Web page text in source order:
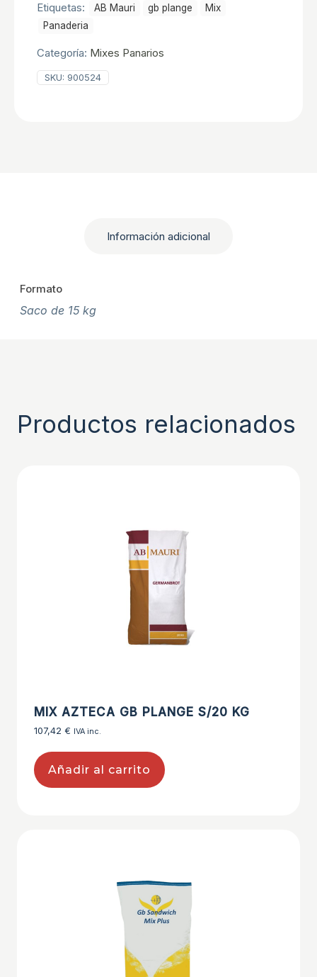
Etiquetas: AB Mauri gb plange
Mix
Panaderia
Categoría: Mixes Panarios
SKU: 900524
Información adicional
Formato
Saco de 15 kg
Productos relacionados
MIX AZTECA GB PLANGE S/20 KG
107,42 € IVA inc.
Añadir al carrito